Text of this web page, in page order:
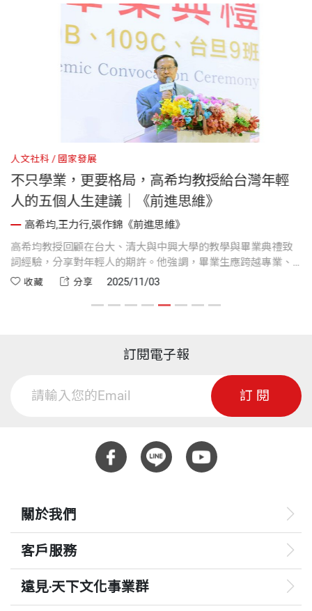
人文社科 國家發展
不只學業，更要格局，高希均教授給台灣年輕
人的五個人生建議｜《前進思維》
高希均,王力行,張作錦《前進思維》
高希均教授回顧在台大、清大與中興大學的教學與畢業典禮致
詞經驗，分享對年輕人的期許。他強調，畢業生應跨越專業、
本土、兩岸、財富與意識型態的門檻，勇於承擔社會責任；同
建構，兼顧物質與精神的付出，成為具格局與奉獻精神的新世
收藏 分享 2025/11/03
訂閱電子報
訂閱
關於我們
客戶服務
遠見‧天下文化事業群